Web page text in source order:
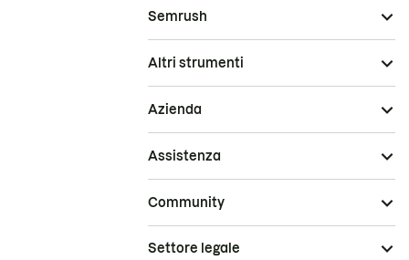
Semrush
Altri strumenti
Azienda
Assistenza
Community
Settore legale